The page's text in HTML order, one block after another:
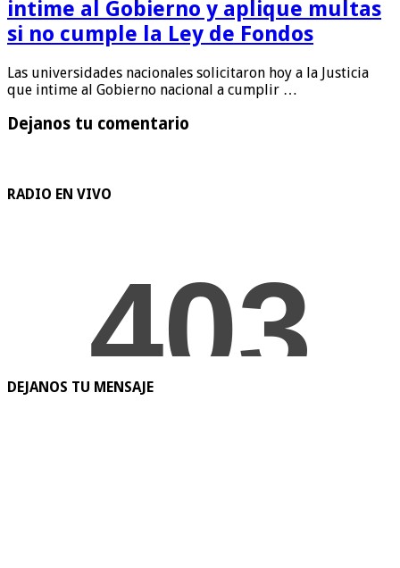
intime al Gobierno y aplique multas
si no cumple la Ley de Fondos
Las universidades nacionales solicitaron hoy a la Justicia
que intime al Gobierno nacional a cumplir …
Dejanos tu comentario
RADIO EN VIVO
DEJANOS TU MENSAJE